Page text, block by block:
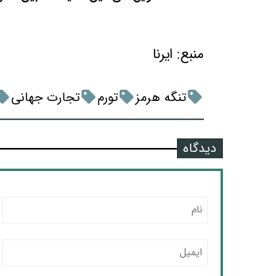
منبع: ایرنا
تنگه هرمز تورم تجارت جهانی
دیدگاه